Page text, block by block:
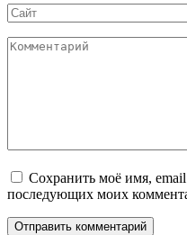
Сайт
Комментарий
Сохранить моё имя, email
последующих моих